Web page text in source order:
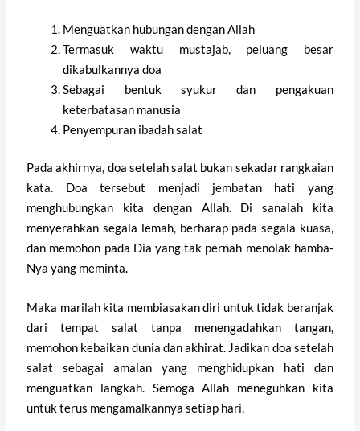
Menguatkan hubungan dengan Allah
Termasuk waktu mustajab, peluang besar
dikabulkannya doa
Sebagai bentuk syukur dan pengakuan
keterbatasan manusia
Penyempuran ibadah salat
Pada akhirnya, doa setelah salat bukan sekadar rangkaian
kata. Doa tersebut menjadi jembatan hati yang
menghubungkan kita dengan Allah. Di sanalah kita
menyerahkan segala lemah, berharap pada segala kuasa,
dan memohon pada Dia yang tak pernah menolak hamba-
Nya yang meminta.
Maka marilah kita membiasakan diri untuk tidak beranjak
dari tempat salat tanpa menengadahkan tangan,
memohon kebaikan dunia dan akhirat. Jadikan doa setelah
salat sebagai amalan yang menghidupkan hati dan
menguatkan langkah. Semoga Allah meneguhkan kita
untuk terus mengamalkannya setiap hari.